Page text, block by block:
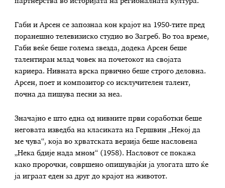
Габи и Арсен се запознаа кон крајот на 1950-тите пред
поранешно телевизиско студио во Загреб. Во тоа време,
Габи веќе беше голема ѕвезда, додека Арсен беше
талентиран млад човек на почетокот на својата
кариера. Нивната врска првично беше строго деловна.
Арсен, поет и композитор со исклучителен талент,
почна да пишува песни за неа.
Значајно е што една од нивните први соработки беше
неговата изведба на класиката на Гершвин „Некој да
ме чува“, која во хрватската верзија беше насловена
„Нека бдије нада мном“ (1958). Насловот се покажа
како пророчки, совршено опишувајќи ја улогата што ќе
ја играат еден за друг до крајот на животот.